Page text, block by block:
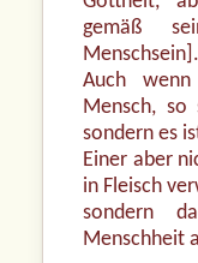
gemäß
Menschsein].
Auch
Mensch, so
sondern es
Einer aber
in Fleisch
sondern
Menschheit